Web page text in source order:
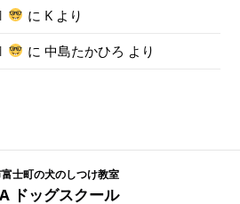
に Kより
に 中島たかひろ より
士町の犬のしつけ教室
ドッグスクール